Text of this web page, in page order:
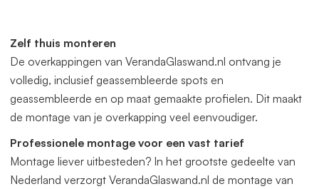
leveren. Zowel in de breedte als diepte. Het beste vraagt u
dan een offerte aan.
Zelf thuis monteren
De overkappingen van VerandaGlaswand.nl ontvang je
volledig, inclusief geassembleerde spots en
geassembleerde en op maat gemaakte profielen. Dit maakt
de montage van je overkapping veel eenvoudiger.
Professionele montage voor een vast tarief
Montage liever uitbesteden? In het grootste gedeelte van
Nederland verzorgt VerandaGlaswand.nl de montage van